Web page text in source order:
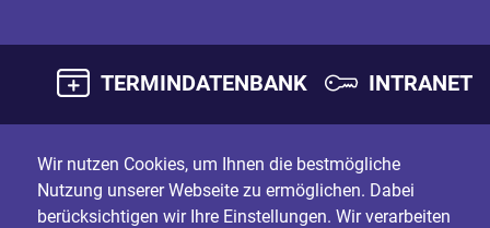
TERMINDATENBANK INTRANET
Wir nutzen Cookies, um Ihnen die bestmögliche
Nutzung unserer Webseite zu ermöglichen. Dabei
berücksichtigen wir Ihre Einstellungen. Wir verarbeiten